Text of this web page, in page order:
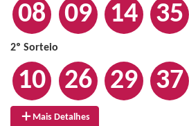
08 09 14 35
2º Sorteio
10 26 29 37
Mais Detalhes